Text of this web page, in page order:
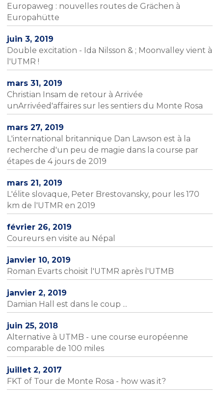
Europaweg : nouvelles routes de Grächen à
Europahütte
juin 3, 2019
Double excitation - Ida Nilsson & ; Moonvalley vient à
l'UTMR !
mars 31, 2019
Christian Insam de retour à Arrivée
unArrivéed'affaires sur les sentiers du Monte Rosa
mars 27, 2019
L'international britannique Dan Lawson est à la
recherche d'un peu de magie dans la course par
étapes de 4 jours de 2019
mars 21, 2019
L'élite slovaque, Peter Brestovansky, pour les 170
km de l'UTMR en 2019
février 26, 2019
Coureurs en visite au Népal
janvier 10, 2019
Roman Evarts choisit l'UTMR après l'UTMB
janvier 2, 2019
Damian Hall est dans le coup ...
juin 25, 2018
Alternative à UTMB - une course européenne
comparable de 100 miles
juillet 2, 2017
FKT of Tour de Monte Rosa - how was it?